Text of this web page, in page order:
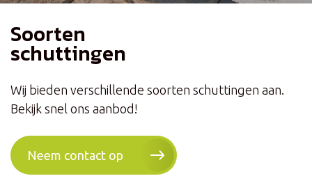
Soorten
schuttingen
Wij bieden verschillende soorten schuttingen aan.
Bekijk snel ons aanbod!
Neem contact op